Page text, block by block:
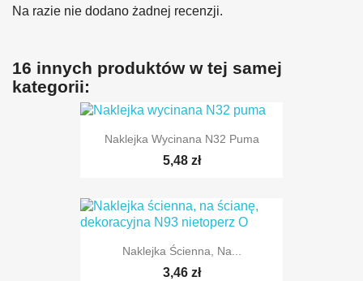
Na razie nie dodano żadnej recenzji.
16 innych produktów w tej samej
kategorii:
Naklejka Wycinana N32 Puma
5,48 zł
Naklejka Ścienna, Na...
3,46 zł